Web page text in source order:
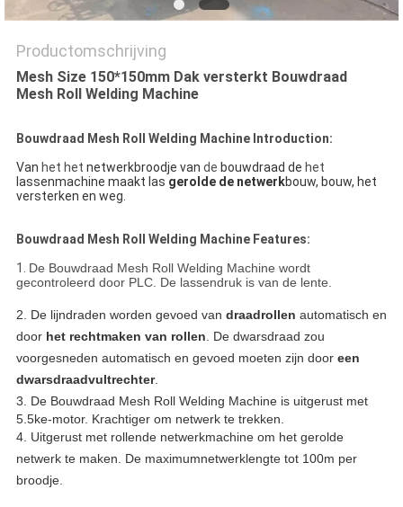
Productomschrijving
Mesh Size 150*150mm Dak versterkt Bouwdraad
Mesh Roll Welding Machine
Bouwdraad Mesh Roll Welding Machine Introduction:
Van het het netwerkbroodje van de bouwdraad de het
lassenmachine maakt las gerolde de netwerkbouw, bouw, het
versterken en weg.
Bouwdraad Mesh Roll Welding Machine Features:
1. De Bouwdraad Mesh Roll Welding Machine wordt
gecontroleerd door PLC. De lassendruk is van de lente.
2. De lijndraden worden gevoed van draadrollen automatisch en
door het rechtmaken van rollen. De dwarsdraad zou
voorgesneden automatisch en gevoed moeten zijn door een
dwarsdraadvultrechter.
3. De Bouwdraad Mesh Roll Welding Machine is uitgerust met
5.5ke-motor. Krachtiger om netwerk te trekken.
4. Uitgerust met rollende netwerkmachine om het gerolde
netwerk te maken. De maximumnetwerklengte tot 100m per
broodje.